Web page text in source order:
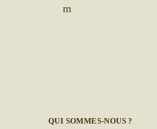
m
QUI SOMMES-NOUS ?